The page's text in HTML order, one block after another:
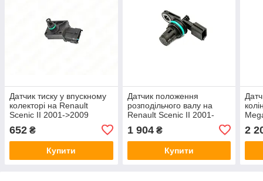
Датчик тиску у впускному
колекторі на Renault
Scenic II 2001->2009
004
652 ₴
Купити
Датчик положення
розподільчого валу на
Renault Scenic II 2001-
(Оригинал) - 237310776R
1 904₴
Купити
2